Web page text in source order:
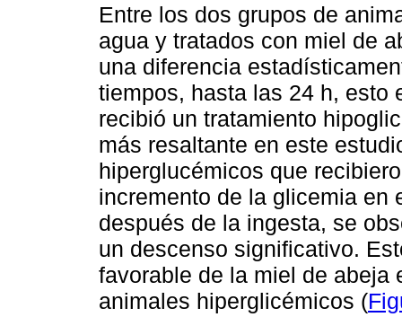
Entre los dos grupos de
agua y tratados con miel de
una diferencia
tiempos, hasta las 24 h, esto
recibió un tratamiento
más resaltante en este
hiperglucémicos que
incremento de la glicemia en
después de la ingesta, se
un descenso significativo.
favorable de la miel de abeja
animales hiperglicémicos (